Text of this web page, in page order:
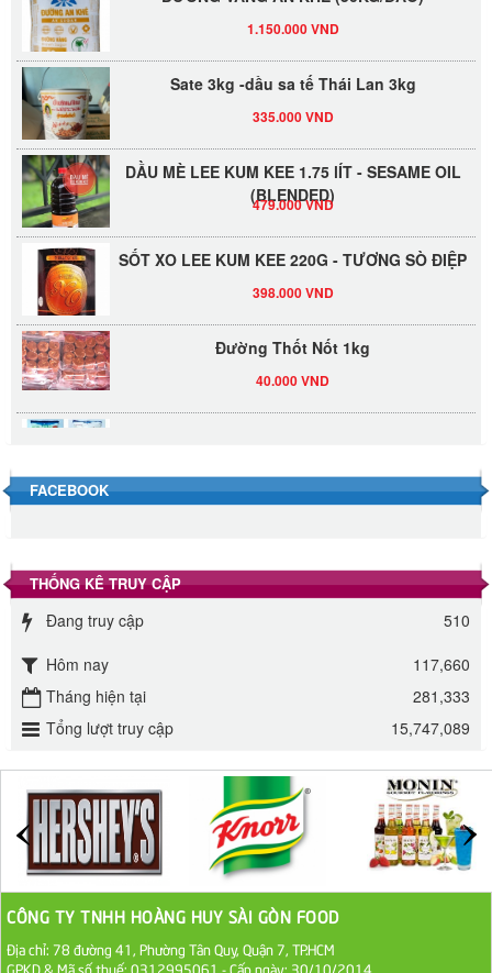
1.150.000 VND
Sate 3kg -dầu sa tế Thái Lan 3kg
335.000 VND
DẦU MÈ LEE KUM KEE 1.75 lÍT - SESAME OIL
(BLENDED)
479.000 VND
SỐT XO LEE KUM KEE 220G - TƯƠNG SÒ ĐIỆP
398.000 VND
Đường Thốt Nốt 1kg
40.000 VND
Đường mía thiên nhiên Biên Hòa gói 1kg
ĐƯỜNG SẠCH CÔ BA BIÊN HÒA 1KG
Đường cát trắng An Khê bao 50kg
1.100.000 VND
Sa Tế Tôm Cholimex PET Hũ 450g
36.000 VND
Ớt Sa Tế Cholimex Hũ Thuỷ Tinh 150g
FACEBOOK
THỐNG KÊ TRUY CẬP
Đang truy cập
510
Hôm nay
117,660
Tháng hiện tại
281,333
Tổng lượt truy cập
15,747,089
CÔNG TY TNHH HOÀNG HUY SÀI GÒN FOOD
Địa chỉ: 78 đường 41, Phường Tân Quy, Quận 7, TP.HCM
GPKD & Mã số thuế: 0312995061 - Cấp ngày: 30/10/2014